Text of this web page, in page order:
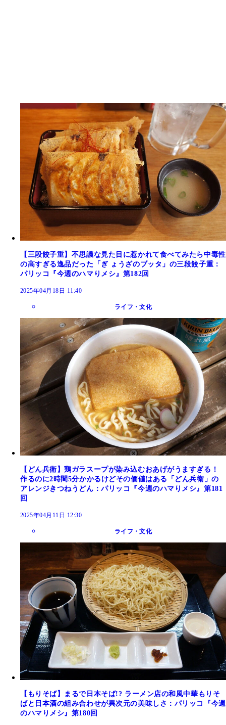
【三段餃子重】不思議な見た目に惹かれて食べてみたら中毒性
の高すぎる逸品だった「ぎ ょうざのブッタ」の三段餃子重：
パリッコ『今週のハマりメシ』第182回
2025年04月18日 11:40
ライフ・文化
【どん兵衛】鶏ガラスープが染み込むおあげがうますぎる！
作るのに2時間5分かかるけどその価値はある「どん兵衛」の
アレンジきつねうどん：パリッコ『今週のハマりメシ』第181
回
2025年04月11日 12:30
ライフ・文化
【もりそば】まるで日本そば!? ラーメン店の和風中華もりそ
ばと日本酒の組み合わせが異次元の美味しさ：パリッコ『今週
のハマりメシ』第180回